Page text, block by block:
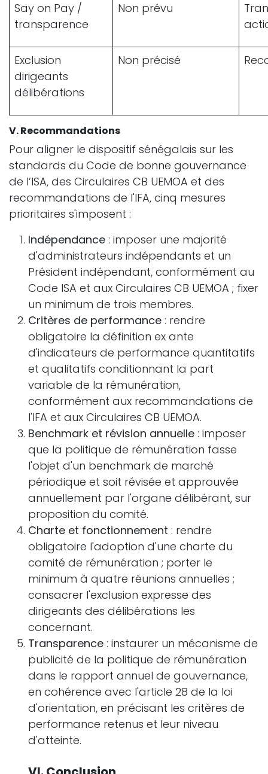
Say on Pay /
transparence
Non prévu
Exclusion
dirigeants
délibérations
Non précisé
V. Recommandations
Pour aligner le dispositif sénégalais sur les
standards du Code de bonne gouvernance
de l’ISA, des Circulaires CB UEMOA et des
recommandations de l'IFA, cinq mesures
prioritaires s'imposent :
Indépendance : imposer une majorité
d'administrateurs indépendants et un
Président indépendant, conformément au
Code ISA et aux Circulaires CB UEMOA ; fixer
un minimum de trois membres.
Critères de performance : rendre
obligatoire la définition ex ante
d'indicateurs de performance quantitatifs
et qualitatifs conditionnant la part
variable de la rémunération,
conformément aux recommandations de
l'IFA et aux Circulaires CB UEMOA.
Benchmark et révision annuelle : imposer
que la politique de rémunération fasse
l'objet d'un benchmark de marché
périodique et soit révisée et approuvée
annuellement par l'organe délibérant, sur
proposition du comité.
Charte et fonctionnement : rendre
obligatoire l'adoption d'une charte du
comité de rémunération ; porter le
minimum à quatre réunions annuelles ;
consacrer l'exclusion expresse des
dirigeants des délibérations les
concernant.
Transparence : instaurer un mécanisme de
publicité de la politique de rémunération
dans le rapport annuel de gouvernance,
en cohérence avec l'article 28 de la loi
d'orientation, en précisant les critères de
performance retenus et leur niveau
d'atteinte.